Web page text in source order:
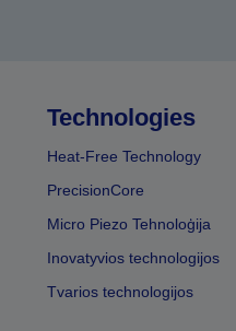
Technologies
Heat-Free Technology
PrecisionCore
Micro Piezo Tehnoloģija
Inovatyvios technologijos
Tvarios technologijos